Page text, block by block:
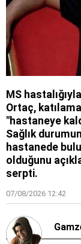
MS
Ortaç,
"hastaneye
Sağlık
hastanede
olduğunu
serpti.
07/08/2026 12:42